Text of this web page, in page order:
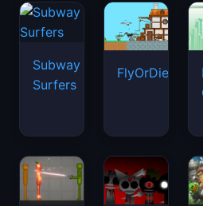
Subway
Surfers
FlyOrDie.io